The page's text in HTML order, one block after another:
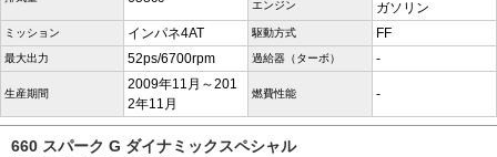
エンジン
ガソリン
ミッション インパネ4AT 駆動方式 FF
最大出力 52ps/6700rpm 過給器（ターボ） -
生産期間
2009年11月～201
2年11月
燃費性能 -
660 スパーク G ダイナミックスペシャル